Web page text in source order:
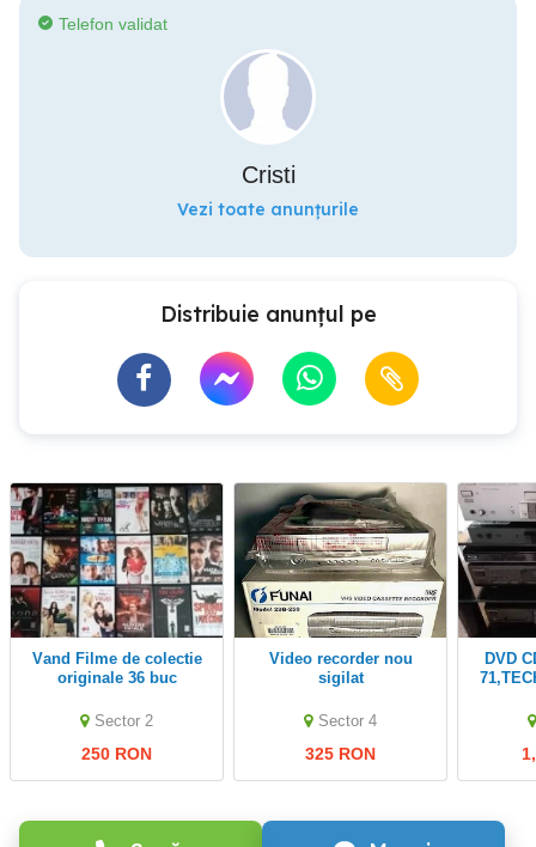
Telefon validat
Cristi
Vezi toate anunțurile
Distribuie anunțul pe
Vand Filme de colectie
originale 36 buc
Sector 2
250 RON
Video recorder nou
sigilat
Sector 4
325 RON
DVD CD Panasonic ra